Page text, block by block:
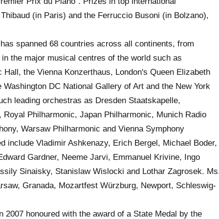
(in Paris) and the Ferruccio Busoni (in Bolzano),
spanned 68 countries across all continents, from
the major musical centres of the world such as
the Vienna Konzerthaus, London's Queen Elizabeth
DC National Gallery of Art and the New York
leading orchestras as Dresden Staatskapelle,
Philharmonic, Japan Philharmonic, Munich Radio
Warsaw Philharmonic and Vienna Symphony
include Vladimir Ashkenazy, Erich Bergel, Michael Boder,
Gardner, Neeme Jarvi, Emmanuel Krivine, Ingo
Sinaisky, Stanislaw Wislocki and Lothar Zagrosek.
Granada, Mozartfest Würzburg, Newport, Schleswig-
honoured with the award of a State Medal by the